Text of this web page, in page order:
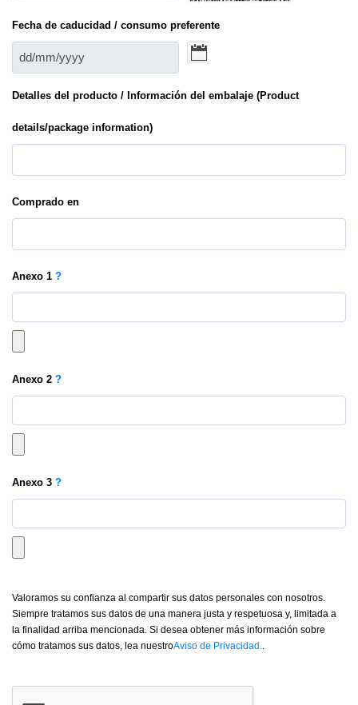
Fecha de caducidad / consumo preferente
Detalles del producto / Información del embalaje (Product
details/package information)
Comprado en
Anexo 1 ?
Anexo 2 ?
Anexo 3 ?
Valoramos su confianza al compartir sus datos personales con nosotros.
Siempre tratamos sus datos de una manera justa y respetuosa y, limitada a
la finalidad arriba mencionada. Si desea obtener más información sobre
cómo tratamos sus datos, lea nuestroAviso de Privacidad.